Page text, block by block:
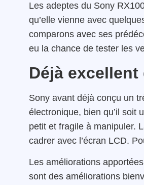
Les adeptes du Sony
qu’elle vienne avec
comparons avec ses
eu la chance de tester les
Déjà
Sony avant déjà conçu un
électronique, bien qu’il soit
petit et fragile à manipuler.
cadrer avec l’écran LCD.
Les améliorations
sont des améliorations